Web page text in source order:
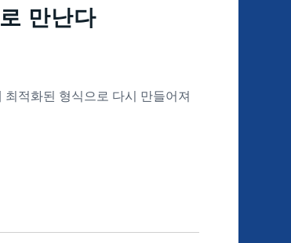
만난다
적화된 형식으로 다시 만들어져